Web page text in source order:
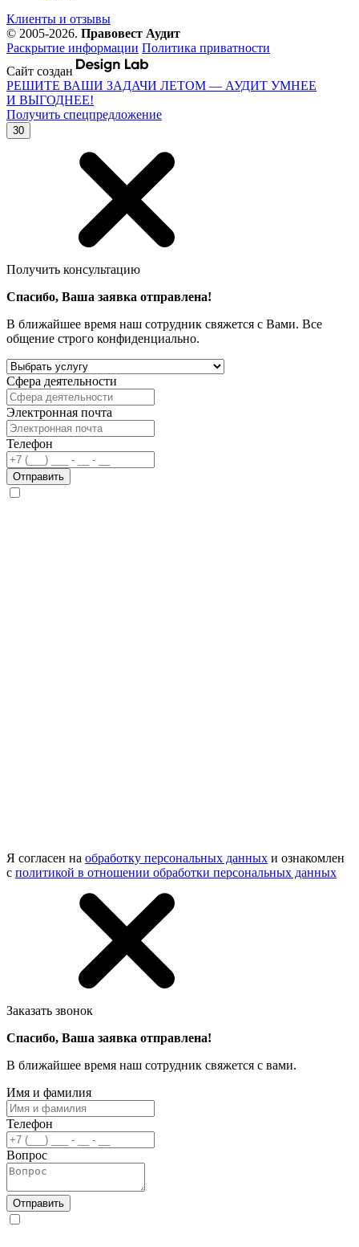
Клиенты и отзывы
© 2005-2026. Правовест Аудит
Раскрытие информации Политика приватности
Сайт создан
РЕШИТЕ ВАШИ ЗАДАЧИ ЛЕТОМ — АУДИТ УМНЕЕ
И ВЫГОДНЕЕ!
Получить спецпредложение
30
Получить консультацию
Спасибо, Ваша заявка отправлена!
В ближайшее время наш сотрудник свяжется с Вами. Все
общение строго конфиденциально.
Сфера деятельности
Электронная почта
Телефон
Отправить
Я согласен на обработку персональных данных и ознакомлен
с политикой в отношении обработки персональных данных
Заказать звонок
Спасибо, Ваша заявка отправлена!
В ближайшее время наш сотрудник свяжется с вами.
Имя и фамилия
Телефон
Вопрос
Отправить